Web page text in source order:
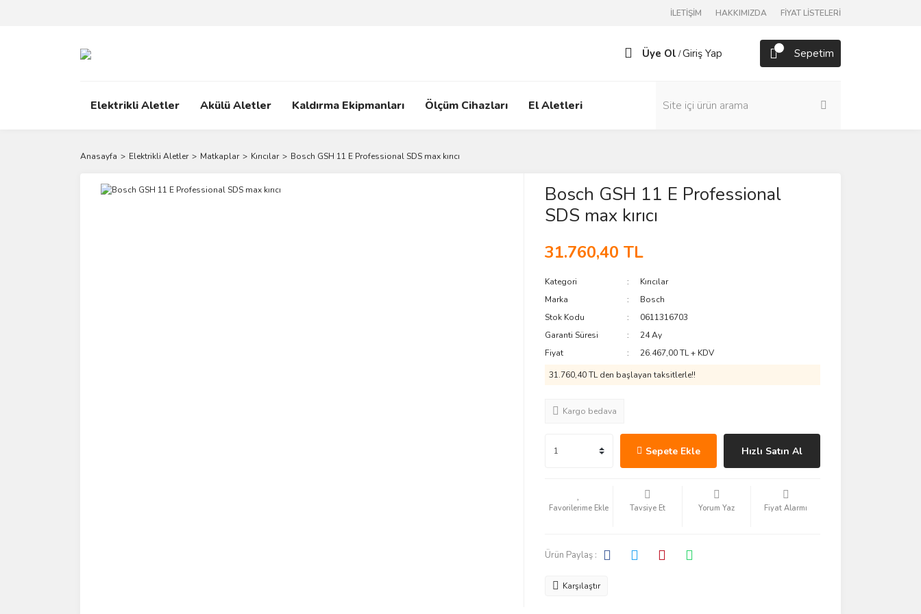
İLETİŞİM HAKKIMIZDA FİYAT LİSTELERİ
Üye Ol /Giriş Yap Sepetim
Elektrikli Aletler Akülü Aletler Kaldırma Ekipmanları Ölçüm Cihazları El Aletleri
Anasayfa Elektrikli Aletler Matkaplar Kırıcılar Bosch GSH 11 E Professional SDS max kırıcı
Bosch GSH 11 E Professional
SDS max kırıcı
31.760,40 TL
Kategori
Kırıcılar
Marka
Bosch
Stok Kodu
0611316703
Garanti Süresi
24 Ay
Fiyat
26.467,00 TL + KDV
31.760,40 TL den başlayan taksitlerle!!
Kargo bedava
Sepete Ekle Hızlı Satın Al
Tavsiye Et Yorum Yaz Fiyat Alarmı
Ürün Paylaş :
Karşılaştır